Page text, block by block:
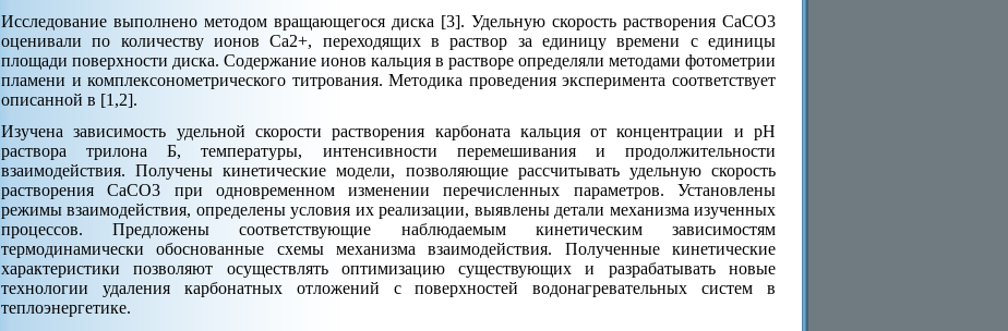
Исследование выполнено методом вращающегося диска [3]. Удельную скорость растворения CaCO3
оценивали по количеству ионов Са2+, переходящих в раствор за единицу времени с единицы
площади поверхности диска. Содержание ионов кальция в растворе определяли методами фотометрии
пламени и комплексонометрического титрования. Методика проведения эксперимента соответствует
описанной в [1,2].
Изучена зависимость удельной скорости растворения карбоната кальция от концентрации и рН
раствора трилона Б, температуры, интенсивности перемешивания и продолжительности
взаимодействия. Получены кинетические модели, позволяющие рассчитывать удельную скорость
растворения CaCO3 при одновременном изменении перечисленных параметров. Установлены
режимы взаимодействия, определены условия их реализации, выявлены детали механизма изученных
процессов. Предложены соответствующие наблюдаемым кинетическим зависимостям
термодинамически обоснованные схемы механизма взаимодействия. Полученные кинетические
характеристики позволяют осуществлять оптимизацию существующих и разрабатывать новые
технологии удаления карбонатных отложений с поверхностей водонагревательных систем в
теплоэнергетике.